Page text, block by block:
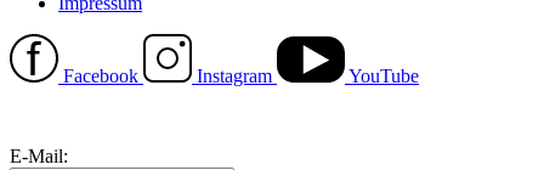
Facebook Instagram YouTube
E-Mail: